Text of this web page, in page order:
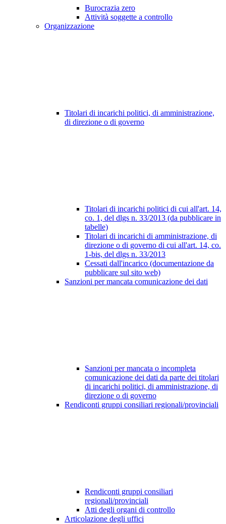
Burocrazia zero
Attività soggette a controllo
Organizzazione
Titolari di incarichi politici, di amministrazione,
di direzione o di governo
Titolari di incarichi politici di cui all'art. 14,
co. 1, del dlgs n. 33/2013 (da pubblicare in
tabelle)
Titolari di incarichi di amministrazione, di
direzione o di governo di cui all'art. 14, co.
1-bis, del dlgs n. 33/2013
Cessati dall'incarico (documentazione da
pubblicare sul sito web)
Sanzioni per mancata comunicazione dei dati
Sanzioni per mancata o incompleta
comunicazione dei dati da parte dei titolari
di incarichi politici, di amministrazione, di
direzione o di governo
Rendiconti gruppi consiliari regionali/provinciali
Rendiconti gruppi consiliari
regionali/provinciali
Atti degli organi di controllo
Articolazione degli uffici